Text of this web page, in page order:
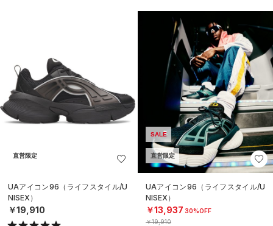
直営限定
UAアイコン96（ライフスタイル/U
NISEX）
￥19,910
SALE
直営限定
UAアイコン96（ライフスタイル/U
NISEX）
￥13,937 30%OFF
￥19,910